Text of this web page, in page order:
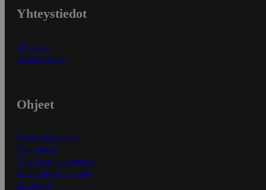
Yhteystiedot
Myymälät
Asiakaspalvelu
Ohjeet
Ensitilaajan ohjeet
Näin maksat
Näin tilaat ja muokkaat
Kaikki ohjeet ja vinkit
In English